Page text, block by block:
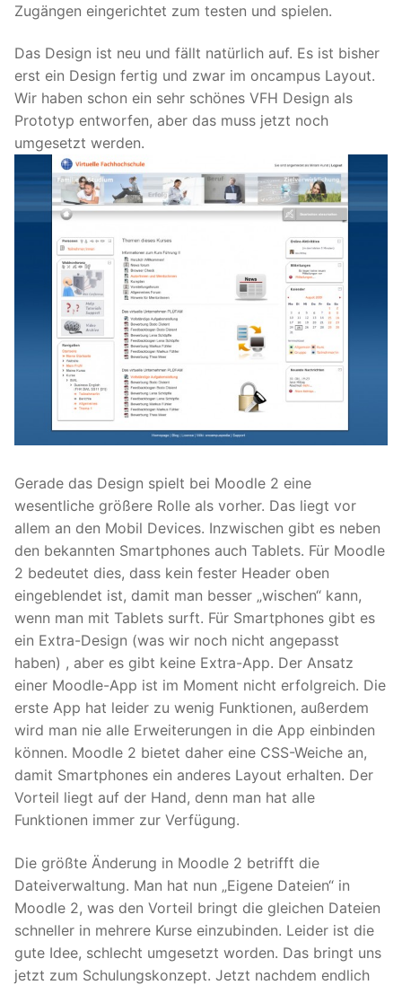
Zugängen eingerichtet zum testen und spielen.
Das Design ist neu und fällt natürlich auf. Es ist bisher
erst ein Design fertig und zwar im oncampus Layout.
Wir haben schon ein sehr schönes VFH Design als
Prototyp entworfen, aber das muss jetzt noch
umgesetzt werden.
Gerade das Design spielt bei Moodle 2 eine
wesentliche größere Rolle als vorher. Das liegt vor
allem an den Mobil Devices. Inzwischen gibt es neben
den bekannten Smartphones auch Tablets. Für Moodle
2 bedeutet dies, dass kein fester Header oben
eingeblendet ist, damit man besser „wischen“ kann,
wenn man mit Tablets surft. Für Smartphones gibt es
ein Extra-Design (was wir noch nicht angepasst
haben) , aber es gibt keine Extra-App. Der Ansatz
einer Moodle-App ist im Moment nicht erfolgreich. Die
erste App hat leider zu wenig Funktionen, außerdem
wird man nie alle Erweiterungen in die App einbinden
können. Moodle 2 bietet daher eine CSS-Weiche an,
damit Smartphones ein anderes Layout erhalten. Der
Vorteil liegt auf der Hand, denn man hat alle
Funktionen immer zur Verfügung.
Die größte Änderung in Moodle 2 betrifft die
Dateiverwaltung. Man hat nun „Eigene Dateien“ in
Moodle 2, was den Vorteil bringt die gleichen Dateien
schneller in mehrere Kurse einzubinden. Leider ist die
gute Idee, schlecht umgesetzt worden. Das bringt uns
jetzt zum Schulungskonzept. Jetzt nachdem endlich